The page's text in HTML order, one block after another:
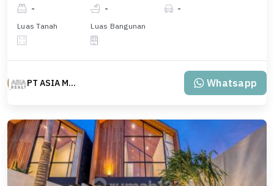
- - -
Luas Tanah Luas Bangunan
PT ASIA MAS REALTY Whatsapp